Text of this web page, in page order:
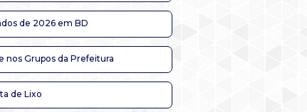
de 2026 em BD
nos Grupos da Prefeitura
de Lixo